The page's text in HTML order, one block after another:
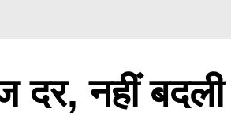
दर, नहीं